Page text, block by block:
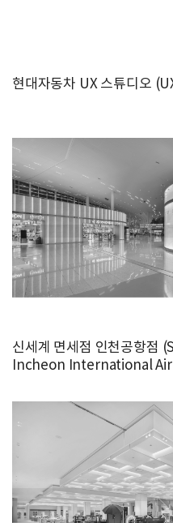
현대자동차 UX 스튜디오
신세계 면세점 인천공항점
Incheon International